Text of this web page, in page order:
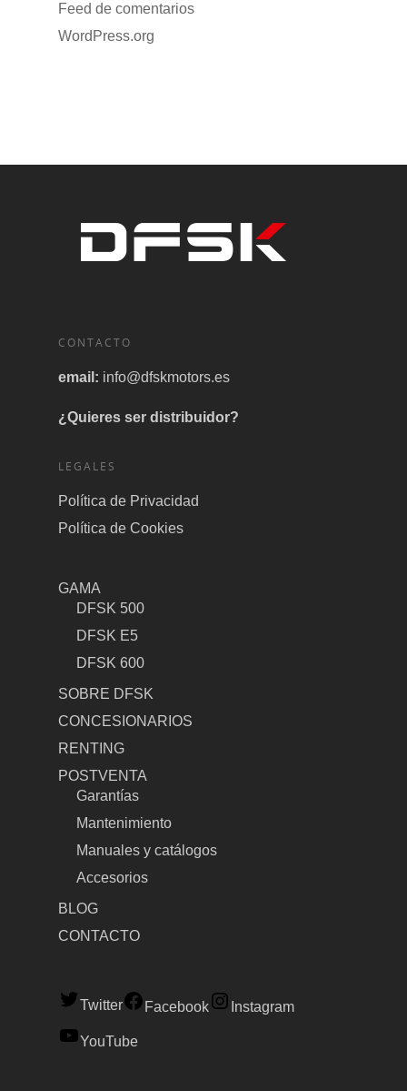
Feed de comentarios
WordPress.org
CONTACTO
email: info@dfskmotors.es
¿Quieres ser distribuidor?
LEGALES
Política de Privacidad
Política de Cookies
GAMA
DFSK 500
DFSK E5
DFSK 600
SOBRE DFSK
CONCESIONARIOS
RENTING
POSTVENTA
Garantías
Mantenimiento
Manuales y catálogos
Accesorios
BLOG
CONTACTO
Twitter Facebook Instagram
YouTube